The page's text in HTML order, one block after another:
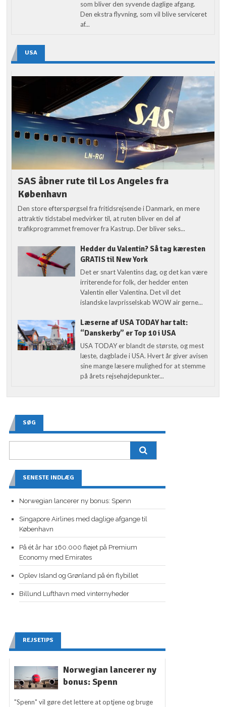
som bliver den syvende daglige afgang.
Den ekstra flyvning, som vil blive serviceret
af...
USA
SAS åbner rute til Los Angeles fra
København
Den store efterspørgsel fra fritidsrejsende i Danmark, en mere
attraktiv tidstabel medvirker til, at ruten bliver en del af
trafikprogrammet fremover fra Kastrup. Der bliver seks...
Hedder du Valentin? Så tag kæresten
GRATIS til New York
Det er snart Valentins dag, og det kan være
irriterende for folk, der hedder enten
Valentin eller Valentina. Det vil det
islandske lavprisselskab WOW air gerne...
Læserne af USA TODAY har talt:
“Danskerby” er Top 10 i USA
USA TODAY er blandt de største, og mest
læste, dagblade i USA. Hvert år giver avisen
sine mange læsere mulighed for at stemme
på årets rejsehøjdepunkter...
SØG
SENESTE INDLÆG
Norwegian lancerer ny bonus: Spenn
Singapore Airlines med daglige afgange til
København
På ét år har 160.000 fløjet på Premium
Economy med Emirates
Oplev Island og Grønland på én flybillet
Billund Lufthavn med vinternyheder
REJSETIPS
Norwegian lancerer ny
bonus: Spenn
"Spenn" vil gøre det lettere at optjene og bruge